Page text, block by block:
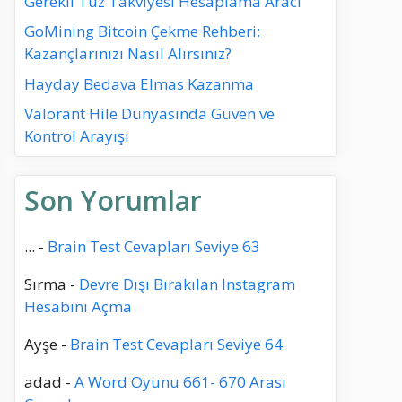
GoMining Bitcoin Çekme Rehberi:
Kazançlarınızı Nasıl Alırsınız?
Hayday Bedava Elmas Kazanma
Valorant Hile Dünyasında Güven ve
Kontrol Arayışı
Son Yorumlar
... - Brain Test Cevapları Seviye 63
Sırma - Devre Dışı Bırakılan Instagram
Hesabını Açma
Ayşe - Brain Test Cevapları Seviye 64
adad - A Word Oyunu 661- 670 Arası